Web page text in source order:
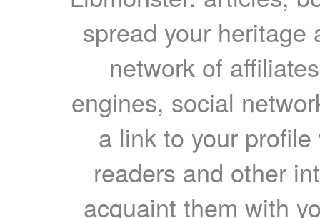
spread your heritage
network of
engines, social
a link to your
readers and other
acquaint them with